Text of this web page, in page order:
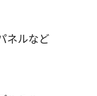
ネルなど